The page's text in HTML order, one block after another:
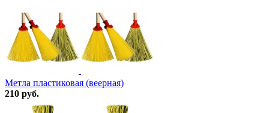
Метла пластиковая (веерная)
210 руб.